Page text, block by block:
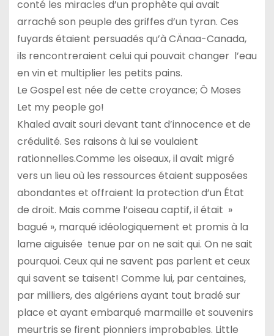
conté les miracles d’un prophète qui avait
arraché son peuple des griffes d’un tyran. Ces
fuyards étaient persuadés qu’à CÄnaa-Canada,
ils rencontreraient celui qui pouvait changer l’eau
en vin et multiplier les petits pains.
Le Gospel est née de cette croyance; Ô Moses
Let my people go!
Khaled avait souri devant tant d’innocence et de
crédulité. Ses raisons à lui se voulaient
rationnelles.Comme les oiseaux, il avait migré
vers un lieu où les ressources étaient supposées
abondantes et offraient la protection d’un État
de droit. Mais comme l’oiseau captif, il était »
bagué », marqué idéologiquement et promis à la
lame aiguisée tenue par on ne sait qui. On ne sait
pourquoi. Ceux qui ne savent pas parlent et ceux
qui savent se taisent! Comme lui, par centaines,
par milliers, des algériens ayant tout bradé sur
place et ayant embarqué marmaille et souvenirs
meurtris se firent pionniers improbables. Little